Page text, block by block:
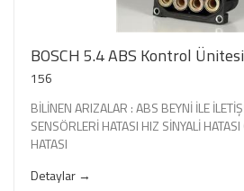
BOSCH 5.4 ABS Kontrol Ünitesi
156
BİLİNEN ARIZALAR : ABS BEYNİ İLE
SENSÖRLERİ HATASI HIZ SİNYALİ
HATASI
Detaylar →